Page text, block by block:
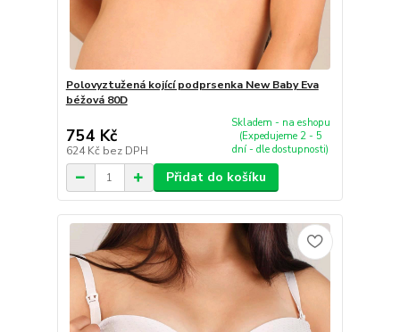
Polovyztužená kojící podprsenka New Baby Eva
béžová 80D
754 Kč
624 Kč bez DPH
Skladem - na eshopu
(Expedujeme 2 - 5
dní - dle dostupnosti)
Přidat do košíku